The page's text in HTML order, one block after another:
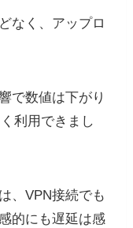
なく、アップロ
で数値は下がり
利用できまし
、VPN接続でも
的にも遅延は感